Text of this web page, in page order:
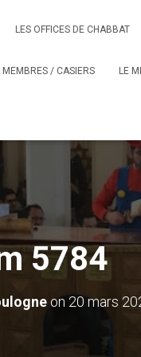
LES OFFICES DE CHABBAT
MEMBRES / CASIERS LE
5784
on 20 mars